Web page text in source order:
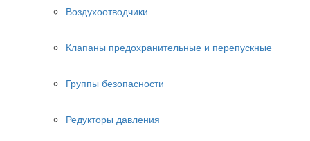
Воздухоотводчики
Клапаны предохранительные и перепускные
Группы безопасности
Редукторы давления